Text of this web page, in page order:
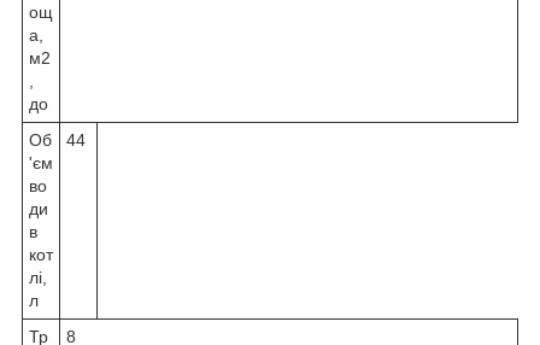
ощ
а,
м2
до
Об
'єм
во
ди
в
кот
лі,
л
44
Тр 8